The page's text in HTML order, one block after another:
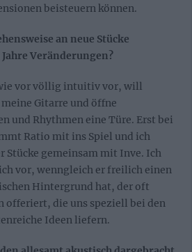
beisteuern können.
an neue Stücke
Veränderungen?
vor völlig intuitiv vor, will
Gitarre und öffne
und Rhythmen eine Türe. Erst bei
Ratio mit ins Spiel und ich
Stücke gemeinsam mit Inve. Ich
vor, wenngleich er freilich einen
Hintergrund hat, der oft
die uns speziell bei den
Ideen liefern.